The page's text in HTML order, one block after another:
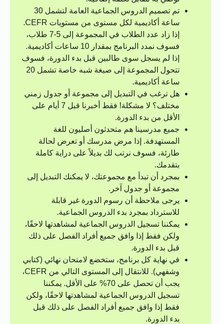
تم تصميم الدروس الجماعية العامة لتشمل 30
ساعة أكاديمية لكل مستوى من مستويات CEFR.
إذا زاد عدد الطلاب في المجموعة إلى 5-7 طلاب،
فسوف نمدد البرنامج بمقدار 10 ساعات أكاديمية.
إذا لم يسجل سوى طالبين قبل بدء الدورة، فسوف
تتحول المجموعة إلى صيغة شبه خاصة تشمل 20
ساعة أكاديمية.
هل ترغب في التبديل إلى مجموعة أو جدول زمني
مختلف؟ لا مشكلة! فقط أخبرنا قبل 7 أيام على
الأقل من بدء الدورة.
جميع مدرسينا هم متحدثون أصليون للغة
المستهدفة. إذا مرض مدرسك أو تعرض لحالة
طارئة، فسوف نرتب لك بديلاً على دراية كاملة
بتقدمك.
بمجرد أن تبدأ مع مجموعتك، لا يمكنك التبديل إلى
مجموعة أو جدول آخر.
يرجى ملاحظة أن رسوم الدورة غير قابلة
للاسترداد بمجرد بدء الدروس الجماعية.
يمكننا تسجيل الدروس الجماعية لمشاهدتها لاحقًا،
ولكن فقط إذا وافق جميع أفراد الفصل على ذلك
قبل بدء الدورة.
في نهاية كل برنامج، ستخضع لامتحان نهائي (كتابي
وشفهي). للانتقال إلى المستوى التالي من CEFR،
يجب أن تحصل على 70% على الأقل. يمكننا
تسجيل الدروس الجماعية لمشاهدتها لاحقًا، ولكن
فقط إذا وافق جميع أفراد الفصل على ذلك قبل
بدء الدورة.